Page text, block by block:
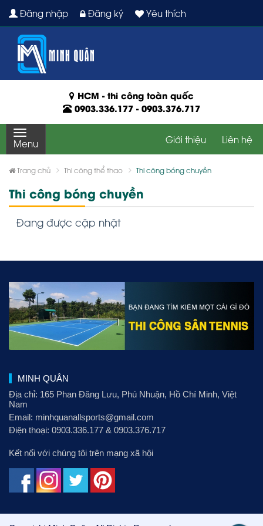
Đăng nhập Đăng ký Yêu thích
HCM - thi công toàn quốc
0903.336.177 -0903.376.717
Menu Giới thiệu Liên hệ
Trang chủ Thi công thể thao Thi công bóng chuyền
Thi công bóng chuyền
Đang được cập nhật
MINH QUÂN
Địa chỉ: 165 Phan Đăng Lưu, Phú Nhuận, Hồ Chí Minh, Việt
Nam
Email: minhquanallsports@gmail.com
Điện thoại: 0903.336.177 & 0903.376.717
Kết nối với chúng tôi trên mạng xã hội